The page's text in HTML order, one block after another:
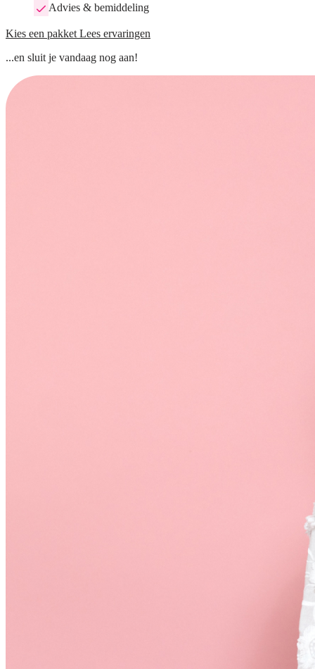
Advies & bemiddeling
Kies een pakket Lees ervaringen
...en sluit je vandaag nog aan!